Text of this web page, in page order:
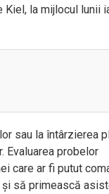
la mijlocul lunii
sau la întârzierea
Evaluarea probelor
care ar fi putut
și să primească